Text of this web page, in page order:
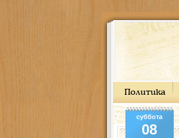
Политика
суббота
08